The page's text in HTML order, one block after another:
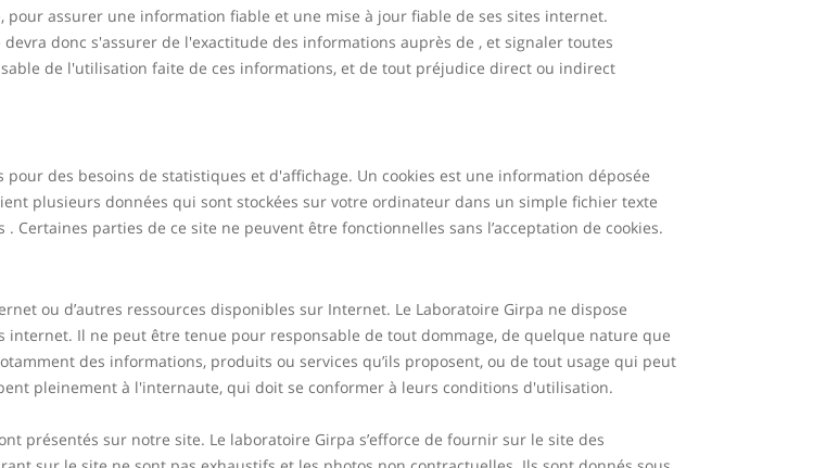
assurer une information fiable et une mise à jour fiable de ses sites internet.
donc s'assurer de l'exactitude des informations auprès de , et signaler toutes
de l'utilisation faite de ces informations, et de tout préjudice direct ou indirect
des besoins de statistiques et d'affichage. Un cookies est une information déposée
plusieurs données qui sont stockées sur votre ordinateur dans un simple fichier texte
parties de ce site ne peuvent être fonctionnelles sans l’acceptation de cookies.
ou d’autres ressources disponibles sur Internet. Le Laboratoire Girpa ne dispose
internet. Il ne peut être tenue pour responsable de tout dommage, de quelque nature que
des informations, produits ou services qu’ils proposent, ou de tout usage qui peut
pleinement à l'internaute, qui doit se conformer à leurs conditions d'utilisation.
présentés sur notre site. Le laboratoire Girpa s’efforce de fournir sur le site des